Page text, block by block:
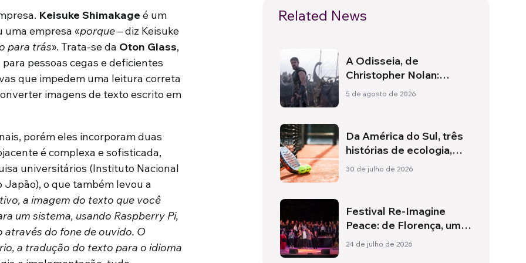
Keisuke Shimakage é um
uma empresa «porque– diz Keisuke
para trás». Trata-se da Oton Glass,
pessoas cegas e deficientes
que impedem uma leitura correta
imagens de texto escrito em
porém eles incorporam duas
é complexa e sofisticada,
universitários (Instituto Nacional
o que também levou a
a imagem do texto que você
um sistema, usando Raspberry Pi,
através do fone de ouvido. O
a tradução do texto para o idioma
Related News
A Odisseia, de
Christopher Nolan:
Ulisses e a necessidade
5 de agosto de 2026
Da América do Sul, três
histórias de ecologia,
esporte e saúde
30 de julho de 2026
Festival Re-Imagine
Peace: de Florença, um
hino à paz
24 de julho de 2026